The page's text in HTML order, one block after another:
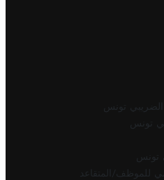
تونس
تونس
تونس
للموظف/المتقاعد